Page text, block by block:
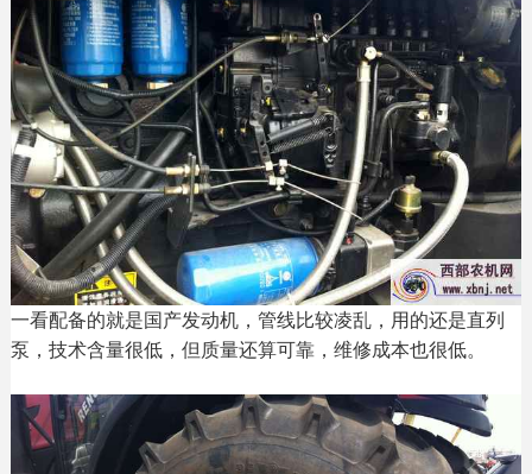
一看配备的就是国产发动机，管线比较凌乱，用的还是直列
泵，技术含量很低，但质量还算可靠，维修成本也很低。